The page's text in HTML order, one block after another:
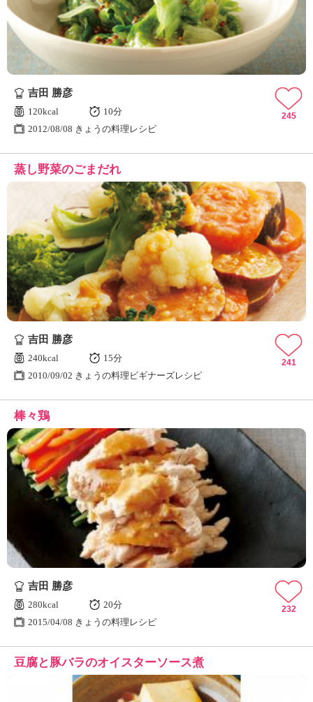
吉田 勝彦
120kcal
10分
2012/08/08 きょうの料理レシピ
245
蒸し野菜のごまだれ
吉田 勝彦
240kcal
15分
2010/09/02 きょうの料理ビギナーズレシピ
241
棒々鶏
吉田 勝彦
280kcal
20分
2015/04/08 きょうの料理レシピ
232
豆腐と豚バラのオイスターソース煮